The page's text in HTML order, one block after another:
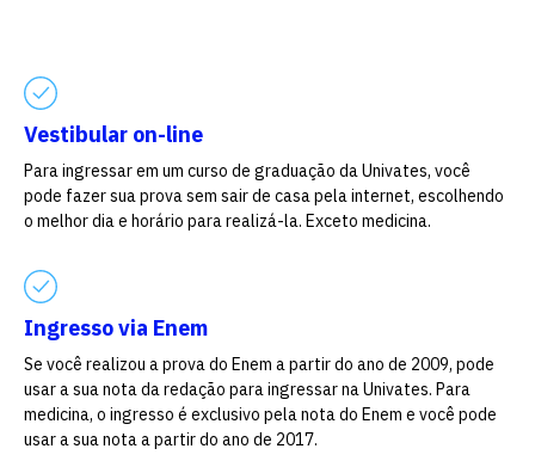
Vestibular on-line
Para ingressar em um curso de graduação da Univates, você
pode fazer sua prova sem sair de casa pela internet, escolhendo
o melhor dia e horário para realizá-la. Exceto medicina.
Ingresso via Enem
Se você realizou a prova do Enem a partir do ano de 2009, pode
usar a sua nota da redação para ingressar na Univates. Para
medicina, o ingresso é exclusivo pela nota do Enem e você pode
usar a sua nota a partir do ano de 2017.